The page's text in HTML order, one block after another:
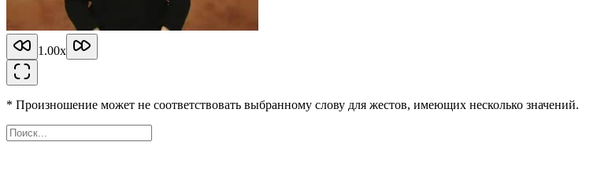
1.00x
* Произношение может не соответствовать выбранному слову для жестов, имеющих несколько значений.